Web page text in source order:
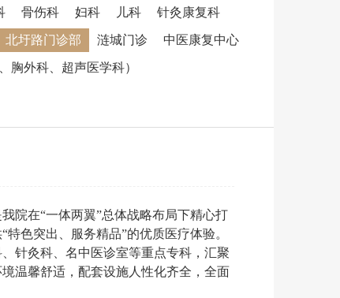
骨伤科 妇科 儿科 针灸康复科
北圩路门诊部 涟城门诊 中医康复中心
胸外科、超声医学科）
院在“一体两翼”总体战略布局下精心打
色突出、服务精品”的优质医疗体验。
针灸科、名中医诊室等重点专科，汇聚
温馨舒适，配套设施人性化齐全，全面